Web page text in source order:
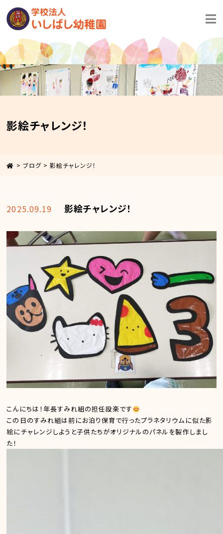
影絵チャレンジ！
> ブログ> 影絵チャレンジ！
2025.09.19 影絵チャレンジ！
こんにちは！年長すみれ組の担任設楽です
この日のすみれ組は前にお泊り保育で行ったプラネタリウムに似た影
絵にチャレンジしようと子供たちがオリジナルのパネルを製作しまし
た！